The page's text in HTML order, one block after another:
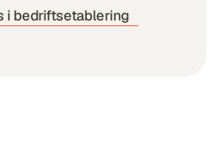
i bedriftsetablering